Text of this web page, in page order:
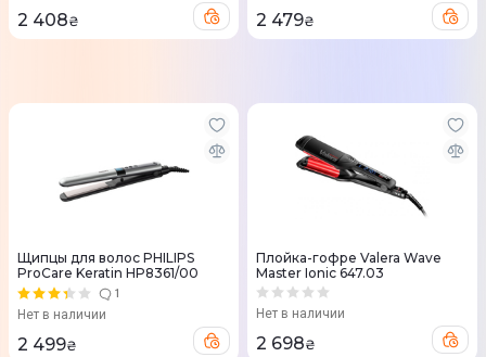
2 408₴ 2 479₴
Щипцы для волос PHILIPS
ProCare Keratin HP8361/00
1
Нет в наличии
2 499₴
Плойка-гофре Valera Wave
Master Ionic 647.03
Нет в наличии
2 698₴